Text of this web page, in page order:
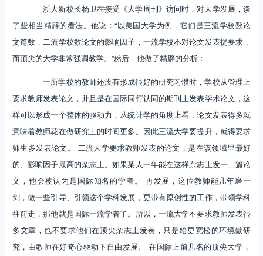
浙大新校长杨卫在接受《大学周刊》访问时，对大学发展，谈
了些相当精辟的看法。他说：“以美国大学为例，它们是三流学校数论
文篇数，二流学校数论文的影响因子，一流学校不对论文发表提要求，
而顶尖的大学非常强调教学。”然后，他做了精辟的分析：
一所学校的教师还没有形成很好的研究习惯时，学校从管理上
要求教师发表论文，并且是在国际同行认同的期刊上发表学术论文，这
样可以形成一个整体的驱动力，从统计学的角度上看，论文发表得多就
意味着教师花在做研究上的时间更多。因此三流大学要提升，就得要求
师生多发表论文。 二流大学要求教师发表的论文，是在该领域里最好
的、影响因子最高的杂志上。如果某人一年能在这样杂志上发一二篇论
文，他会被认为是国际知名的学者。 再发展，这位教师能几年磨一
剑，做一些引导、引领这个学科发展，更带有原创性的工作，带领学科
往前走，那他就是国际一流学者了。所以，一流大学不要求教师发表很
多文章，也不要求他们在顶尖杂志上发表，只是给更宽松的环境做研
究，由教师在好奇心驱动下自由发展。 在国际上前几名的顶尖大学，